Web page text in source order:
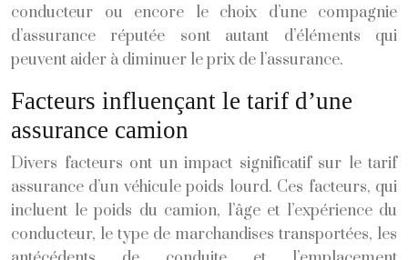
conducteur ou encore le choix d’une compagnie
d’assurance réputée sont autant d’éléments qui
peuvent aider à diminuer le prix de l’assurance.
Facteurs influençant le tarif d’une
assurance camion
Divers facteurs ont un impact significatif sur le tarif
assurance d’un véhicule poids lourd. Ces facteurs, qui
incluent le poids du camion, l’âge et l’expérience du
conducteur, le type de marchandises transportées, les